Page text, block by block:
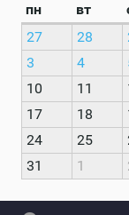
пн вт
27
28
3
4
10
11
17
18
24
25
31
1